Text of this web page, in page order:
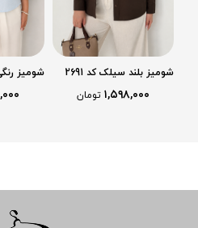
شومیز بلند سیلک کد 2691
۱,۵۹۸,۰۰۰ تومان
شومیز رنگی